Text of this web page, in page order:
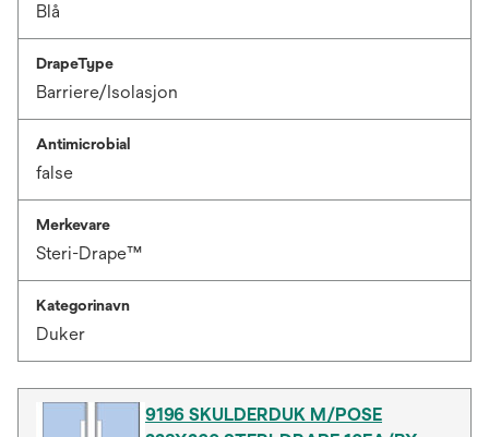
Blå
DrapeType
Barriere/Isolasjon
Antimicrobial
false
Merkevare
Steri-Drape™
Kategorinavn
Duker
9196 SKULDERDUK M/POSE